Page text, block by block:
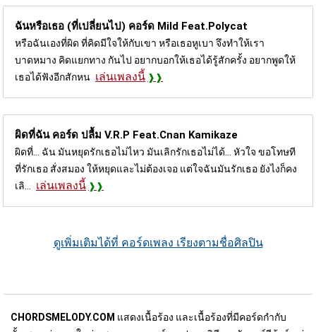
ฉันหรือเธอ (ที่เปลี่ยนไป) คอร์ด Mild Feat.Polycat
หรือฉันเองที่ผิด ที่คิดมีใจให้กับเขา หรือเธอหูเบา จึงทำให้เรา
บาดหมาง คิดแยกทาง กันไป อยากบอกให้เธอได้รู้สักครั้ง อยากพูดให้
เธอได้ฟังอีกสักหน เล่นเพลงนี้
ผิดที่ฉัน คอร์ด ปลื้ม V.R.P Feat.Cnan Kamikaze
ผิดที่... ฉัน มันหยุดรักเธอไม่ไหว มันเลิกรักเธอไม่ได้... หัวใจ ขอโทษที
ที่รักเธอ สั่งสมอง ให้หยุดและไม่ต้องเจอ แต่ใจฉันมันรักเธอ ยังไงก็คง
เลิ...
เล่นเพลงนี้
ดูเพิ่มเติมได้ที่ คอร์ดเพลง เรียงตามชื่อศิลปิน
CHORDSMELODY.COM แสดงเนื้อร้อง และเนื้อร้องที่มีคอร์ดกำกับ